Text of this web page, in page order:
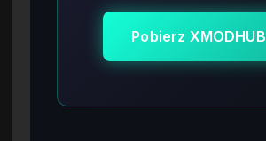
Pobierz XMODHUB